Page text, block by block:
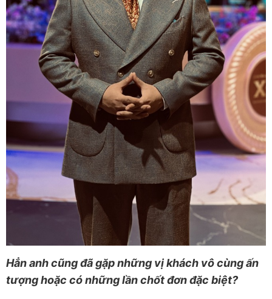
Hẳn anh cũng đã gặp những vị khách vô cùng ấn
tượng hoặc có những lần chốt đơn đặc biệt?